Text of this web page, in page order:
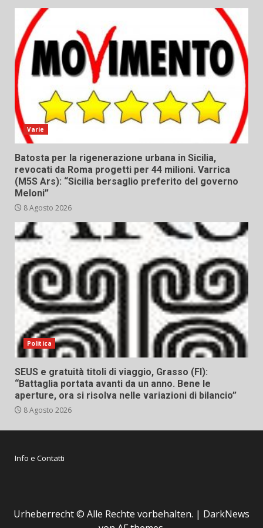
Varie
Batosta per la rigenerazione urbana in Sicilia,
revocati da Roma progetti per 44 milioni. Varrica
(M5S Ars): “Sicilia bersaglio preferito del governo
Meloni”
8 Agosto 2026
Politica
SEUS e gratuità titoli di viaggio, Grasso (FI):
“Battaglia portata avanti da un anno. Bene le
aperture, ora si risolva nelle variazioni di bilancio”
8 Agosto 2026
Info e Contatti
Urheberrecht © Alle Rechte vorbehalten. | DarkNews